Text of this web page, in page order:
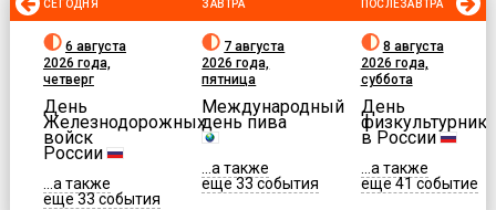
СЕГОДНЯ
6 августа
2026 года,
четверг
День
Железнодорожных
войск
России
...а также
еще 33 события
ЗАВТРА
7 августа
2026 года,
пятница
Международный
день пива
...а также
еще 33 события
ПОСЛЕЗАВТРА
8 августа
2026 года,
суббота
День
физкультурника
в России
...а также
еще 41 событие